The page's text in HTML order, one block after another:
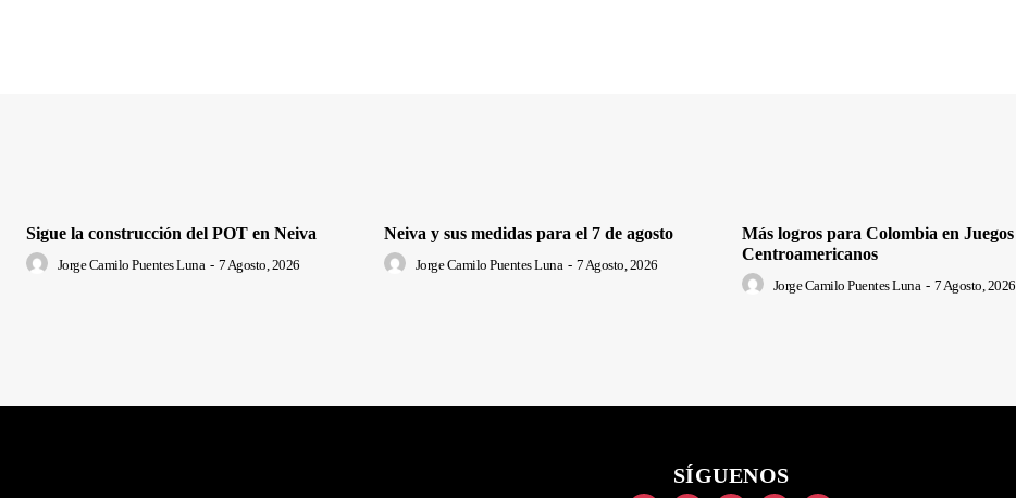
Sigue la construcción del POT en Neiva
Jorge Camilo Puentes Luna - 7 Agosto, 2026
Neiva y sus medidas para el 7 de agosto
Jorge Camilo Puentes Luna - 7 Agosto, 2026
Más logros para Colombia en Juegos
Centroamericanos
Jorge Camilo Puentes Luna - 7 Agosto, 2026
SÍGUENOS